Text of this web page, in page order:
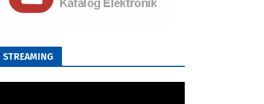
STREAMING